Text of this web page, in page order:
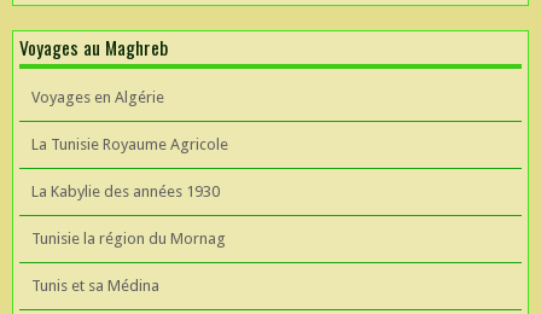
Voyages au Maghreb
Voyages en Algérie
La Tunisie Royaume Agricole
La Kabylie des années 1930
Tunisie la région du Mornag
Tunis et sa Médina